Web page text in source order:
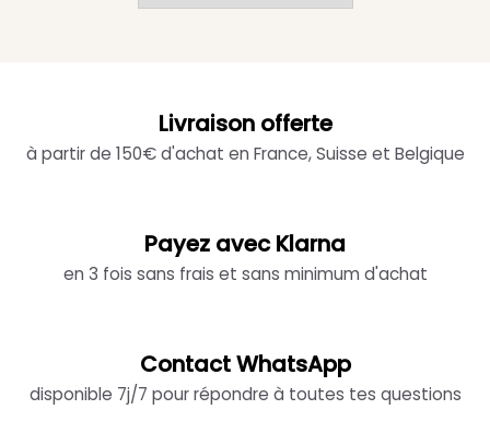
Livraison offerte
à partir de 150€ d'achat en France, Suisse et Belgique
Payez avec Klarna
en 3 fois sans frais et sans minimum d'achat
Contact WhatsApp
disponible 7j/7 pour répondre à toutes tes questions